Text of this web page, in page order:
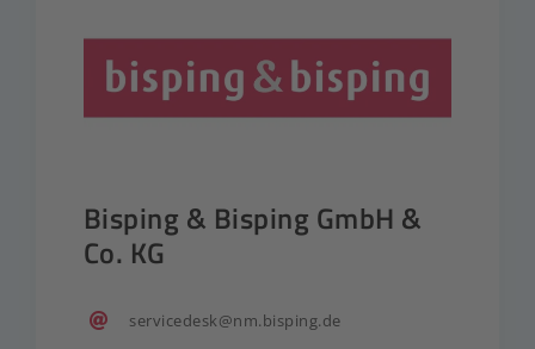
Bisping & Bisping GmbH &
Co. KG
servicedesk@nm.bisping.de